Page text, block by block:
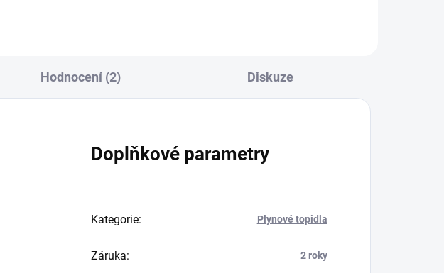
Hodnocení (2) Diskuze
Doplňkové parametry
Kategorie: Plynové topidla
Záruka: 2 roky